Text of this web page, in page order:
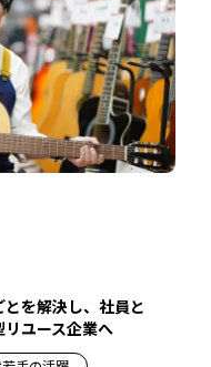
を解決し、社員と
ユース企業へ